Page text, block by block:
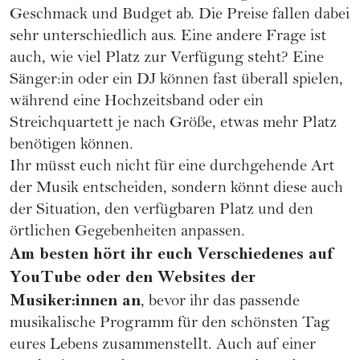
Geschmack und Budget ab. Die Preise fallen dabei
sehr unterschiedlich aus. Eine andere Frage ist
auch, wie viel Platz zur Verfügung steht? Eine
Sänger:in oder ein DJ können fast überall spielen,
während eine Hochzeitsband oder ein
Streichquartett je nach Größe, etwas mehr Platz
benötigen können.
Ihr müsst euch nicht für eine durchgehende Art
der Musik entscheiden, sondern könnt diese auch
der Situation, den verfügbaren Platz und den
örtlichen Gegebenheiten anpassen.
Am besten hört ihr euch Verschiedenes auf
YouTube oder den Websites der
Musiker:innen an, bevor ihr das passende
musikalische Programm für den schönsten Tag
eures Lebens zusammenstellt. Auch auf einer